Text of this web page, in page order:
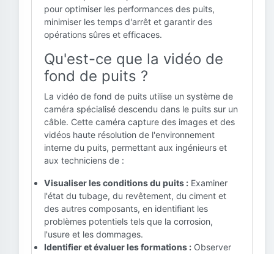
pour optimiser les performances des puits,
minimiser les temps d'arrêt et garantir des
opérations sûres et efficaces.
Qu'est-ce que la vidéo de
fond de puits ?
La vidéo de fond de puits utilise un système de
caméra spécialisé descendu dans le puits sur un
câble. Cette caméra capture des images et des
vidéos haute résolution de l'environnement
interne du puits, permettant aux ingénieurs et
aux techniciens de :
Visualiser les conditions du puits : Examiner
l'état du tubage, du revêtement, du ciment et
des autres composants, en identifiant les
problèmes potentiels tels que la corrosion,
l'usure et les dommages.
Identifier et évaluer les formations : Observer